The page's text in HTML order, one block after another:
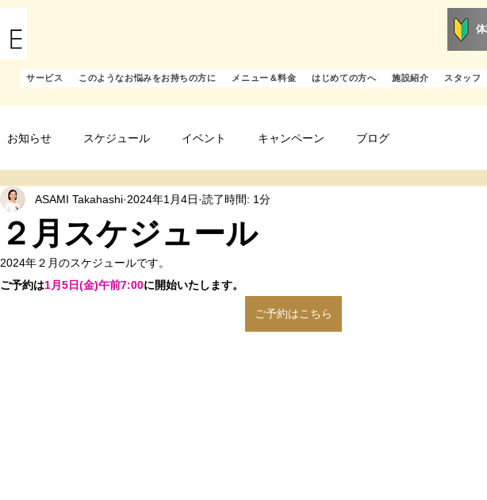
サービス このようなお悩みをお持ちの方に メニュー＆料金 はじめての方へ 施設紹介 スタッフ
お知らせ スケジュール イベント キャンペーン ブログ
２月スケジュール
ASAMI Takahashi 2024年1月4日 読了時間: 1分
2024年２月のスケジュールです。
ご予約は1月5日(金)午前7:00に開始いたします。
ご予約はこちら